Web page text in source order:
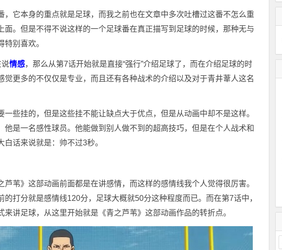
，它本身的重点就是足球，而我之前也在文章中多次吐槽过这番不怎么重
面。但是不得不说这样的一个足球番在真正描写到足球的时候，那种无与
别喜欢。
说情感，那么从第7话开始就是直接“强行”介绍足球了，而在介绍足球的时
觉更多的不仅仅是专业，而且还有各种战术的介绍以及对于青井葦人这名
一些挂的，但是这些挂不能让缺点大于优点，但是从动画中却不是这样。
他是一名感性球员。他能做到别人做不到的超高技巧，但是在个人战术和
话来说就是：帅不过3秒。
芦苇》这部动画前面都是在讲感情，而这样的感情线我个人觉得很厉害。
打分就是感情线120分，足球大概就50分这种程度而已。而在第7话中，
讲足球，从这里开始就是《青之芦苇》这部动画作品的转折点。